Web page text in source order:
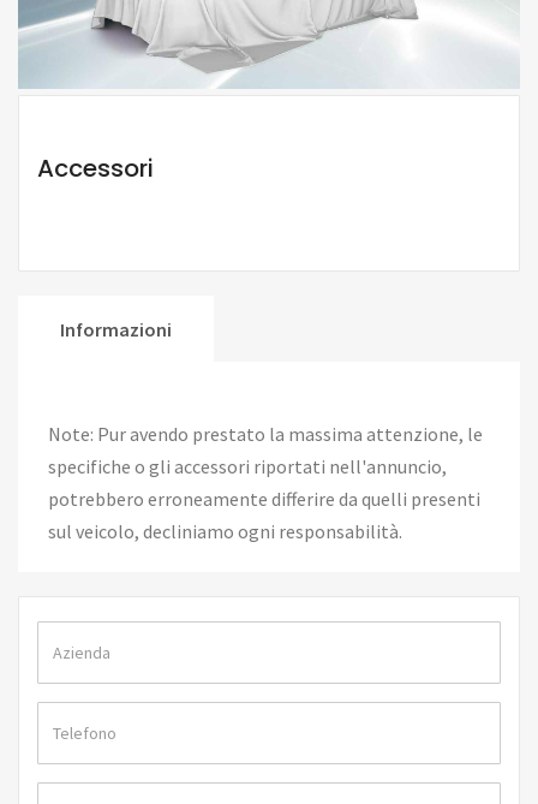
Accessori
Informazioni
Note: Pur avendo prestato la massima attenzione, le
specifiche o gli accessori riportati nell'annuncio,
potrebbero erroneamente differire da quelli presenti
sul veicolo, decliniamo ogni responsabilità.